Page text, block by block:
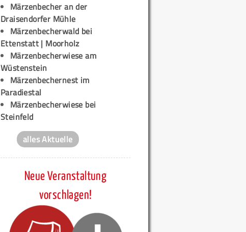
Märzenbecher an der
Draisendorfer Mühle
Märzenbecherwald bei
Ettenstatt | Moorholz
Märzenbecherwiese am
Wüstenstein
Märzenbechernest im
Paradiestal
Märzenbecherwiese bei
Steinfeld
alles Aktuelle
Neue Veranstaltung
vorschlagen!